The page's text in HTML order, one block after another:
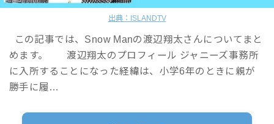
出典：ISLANDTV
この記事では、Snow Manの渡辺翔太さんについてまと
めます。 渡辺翔太のプロフィール ジャニーズ事務所
に入所することになった経緯は、小学6年のときに親が
勝手に履…